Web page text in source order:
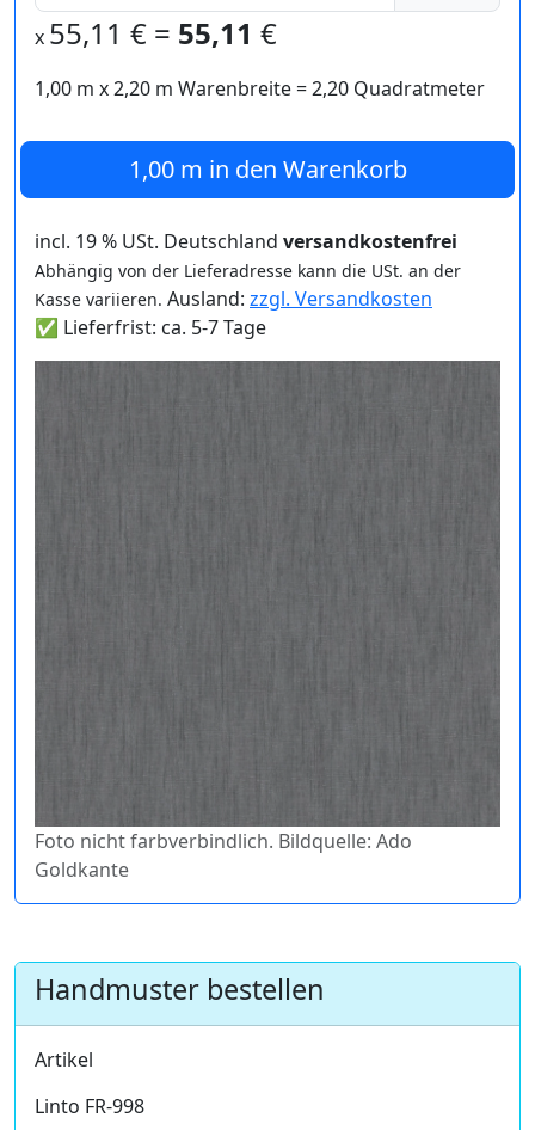
x 55,11 € = 55,11 €
1,00 m x2,20 m Warenbreite =2,20 Quadratmeter
1,00 m in den Warenkorb
incl. 19 % USt. Deutschland versandkostenfrei
Abhängig von der Lieferadresse kann die USt. an der
Kasse variieren. Ausland: zzgl. Versandkosten
✅ Lieferfrist: ca. 5-7 Tage
Foto nicht farbverbindlich. Bildquelle: Ado
Goldkante
Handmuster bestellen
Artikel
Linto FR-998